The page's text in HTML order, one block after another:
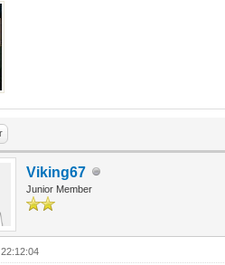
Viking67
Junior Member